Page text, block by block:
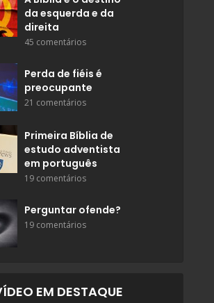
da esquerda e da
direita
45 comentários
Perda de fiéis é
preocupante
21 comentários
Primeira Bíblia de
estudo adventista
em português
19 comentários
Perguntar ofende?
19 comentários
EM DESTAQUE